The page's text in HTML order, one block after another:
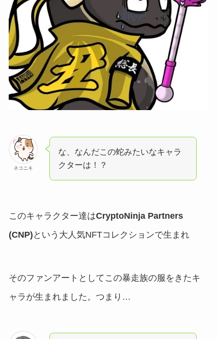
ネコニキ
な、なんだこの蛇みたいなキャラ
クターは！？
このキャラクター達はCryptoNinja Partners
(CNP) という大人気NFTコレクションで生まれ
そのファンアートとしてこの暴走族の服をきたキ
ャラが生まれました。つまり…